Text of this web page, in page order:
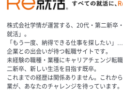
株式会社学情が運営する、20代・第二新卒
就活」。
「もう一度、納得できる仕事を探したい
企業との出会いが待つ転職サイトです。
未経験の職種・業種にキャリアチェンジ転
二新卒、新しい生活を目指す既卒。
これまでの経歴は関係ありません。これか
業が、あなたのチャレンジを待っています。